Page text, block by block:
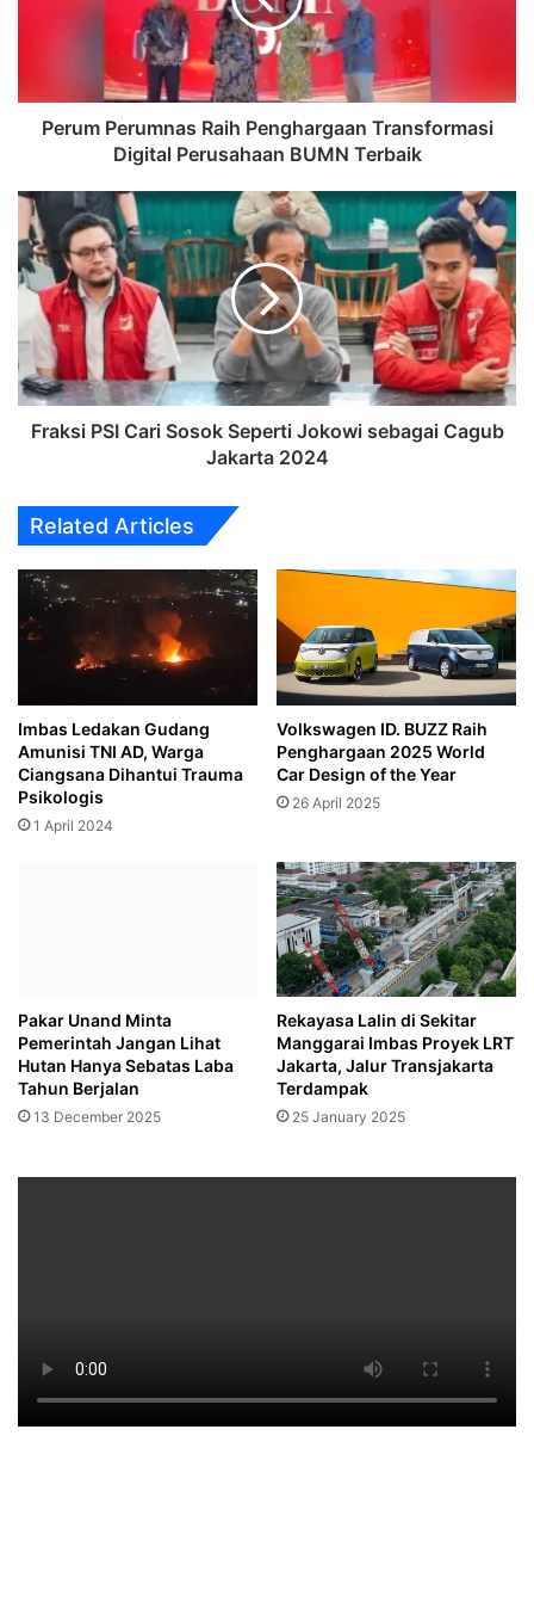
Terbaik
Perum Perumnas Raih Penghargaan Transformasi
Digital Perusahaan BUMN Terbaik
Fraksi
PSI
Cari
Sosok
Seperti
Jokowi
sebagai
Cagub
Jakarta
2024
Fraksi PSI Cari Sosok Seperti Jokowi sebagai Cagub
Jakarta 2024
Related Articles
Imbas Ledakan Gudang
Amunisi TNI AD, Warga
Ciangsana Dihantui Trauma
Psikologis
1 April 2024
Volkswagen ID. BUZZ Raih
Penghargaan 2025 World
Car Design of the Year
26 April 2025
Pakar Unand Minta
Pemerintah Jangan Lihat
Hutan Hanya Sebatas Laba
Tahun Berjalan
13 December 2025
Rekayasa Lalin di Sekitar
Manggarai Imbas Proyek LRT
Jakarta, Jalur Transjakarta
Terdampak
25 January 2025